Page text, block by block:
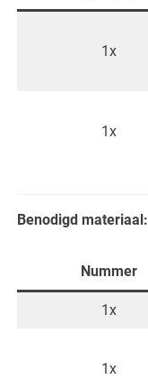
1x
1x
Benodigd materiaal:
Nummer
1x
1x